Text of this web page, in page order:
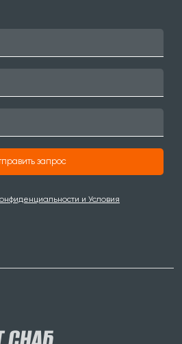
запрос
и Условия